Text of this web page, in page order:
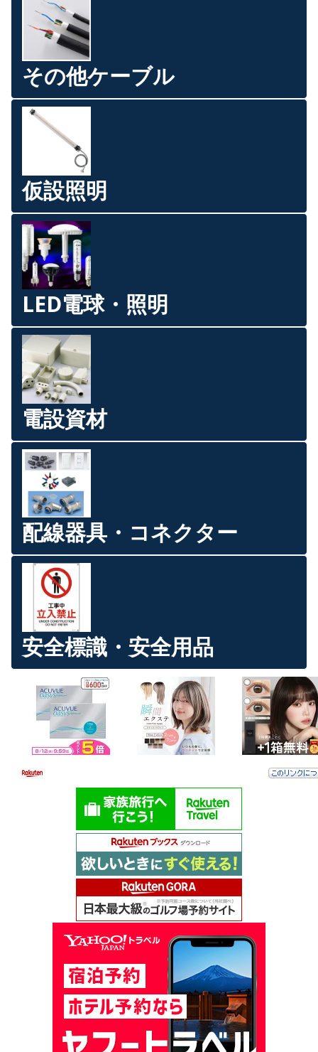
その他ケーブル
仮設照明
LED電球・照明
電設資材
配線器具・コネクター
安全標識・安全用品